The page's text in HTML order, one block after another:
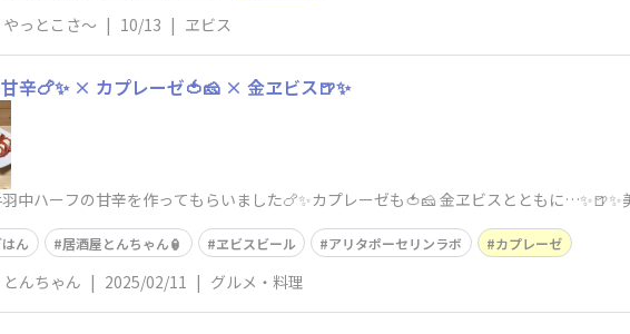
やっとこさ～ | 10/13 | ヱビス
辛🍗✨ × カプレーゼ🍅🧀 × 金ヱビス🍺✨
中ハーフの甘辛を作ってもらいました🍗✨カプレーゼも🍅🧀 金ヱビスとともに…✨🍺✨
ん 居酒屋とんちゃん🏮 ヱビスビール アリタポーセリンラボ カプレーゼ
とんちゃん | 2025/02/11 | グルメ・料理